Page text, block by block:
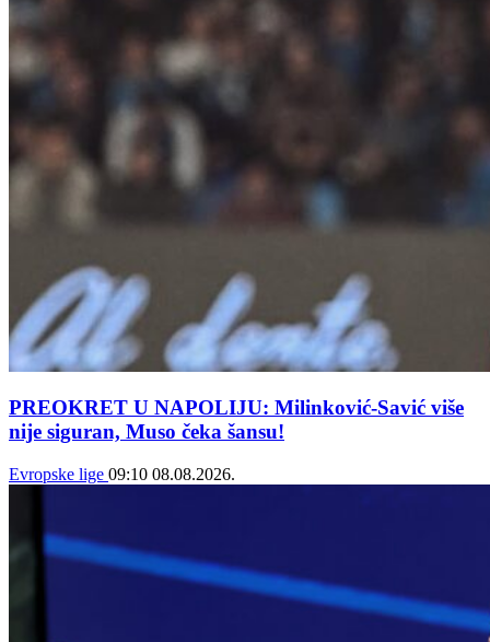
PREOKRET U NAPOLIJU: Milinković-Savić više
nije siguran, Muso čeka šansu!
Evropske lige 09:10 08.08.2026.